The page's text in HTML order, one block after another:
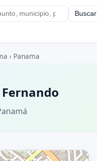
Buscar
› Panama